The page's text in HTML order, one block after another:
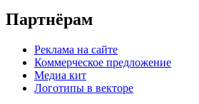
Партнёрам
Реклама на сайте
Коммерческое предложение
Медиа кит
Логотипы в векторе